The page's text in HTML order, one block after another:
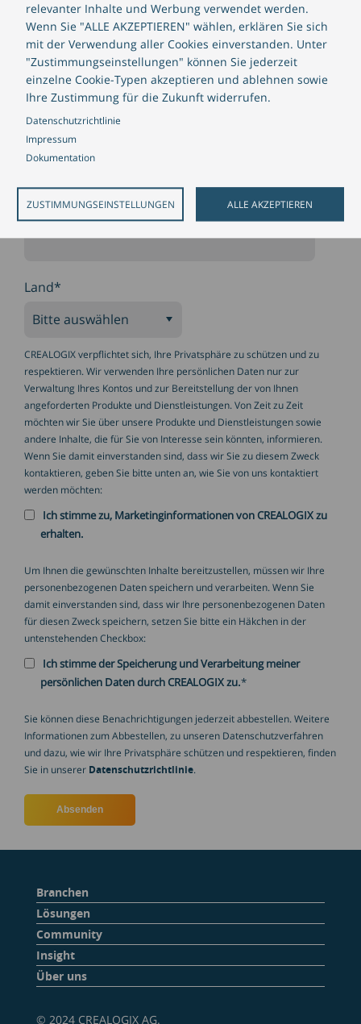
relevanter Inhalte und Werbung verwendet werden.
Wenn Sie "ALLE AKZEPTIEREN" wählen, erklären Sie sich
mit der Verwendung aller Cookies einverstanden. Unter
"Zustimmungseinstellungen" können Sie jederzeit
einzelne Cookie-Typen akzeptieren und ablehnen sowie
Ihre Zustimmung für die Zukunft widerrufen.
Datenschutzrichtlinie
Impressum
Dokumentation
ZUSTIMMUNGSEINSTELLUNGEN ALLE AKZEPTIEREN
Position
E-Mail*
Telefonnummer
Land*
CREALOGIX verpflichtet sich, Ihre Privatsphäre zu schützen und zu
respektieren. Wir verwenden Ihre persönlichen Daten nur zur
Verwaltung Ihres Kontos und zur Bereitstellung der von Ihnen
angeforderten Produkte und Dienstleistungen. Von Zeit zu Zeit
möchten wir Sie über unsere Produkte und Dienstleistungen sowie
andere Inhalte, die für Sie von Interesse sein könnten, informieren.
Wenn Sie damit einverstanden sind, dass wir Sie zu diesem Zweck
kontaktieren, geben Sie bitte unten an, wie Sie von uns kontaktiert
werden möchten:
Ich stimme zu, Marketinginformationen von CREALOGIX zu
erhalten.
Um Ihnen die gewünschten Inhalte bereitzustellen, müssen wir Ihre
personenbezogenen Daten speichern und verarbeiten. Wenn Sie
damit einverstanden sind, dass wir Ihre personenbezogenen Daten
für diesen Zweck speichern, setzen Sie bitte ein Häkchen in der
untenstehenden Checkbox:
Ich stimme der Speicherung und Verarbeitung meiner
persönlichen Daten durch CREALOGIX zu.*
Sie können diese Benachrichtigungen jederzeit abbestellen. Weitere
Informationen zum Abbestellen, zu unseren Datenschutzverfahren
und dazu, wie wir Ihre Privatsphäre schützen und respektieren, finden
Sie in unserer Datenschutzrichtlinie.
Branchen
Lösungen
Community
Insight
Über uns
© 2024 CREALOGIX AG.